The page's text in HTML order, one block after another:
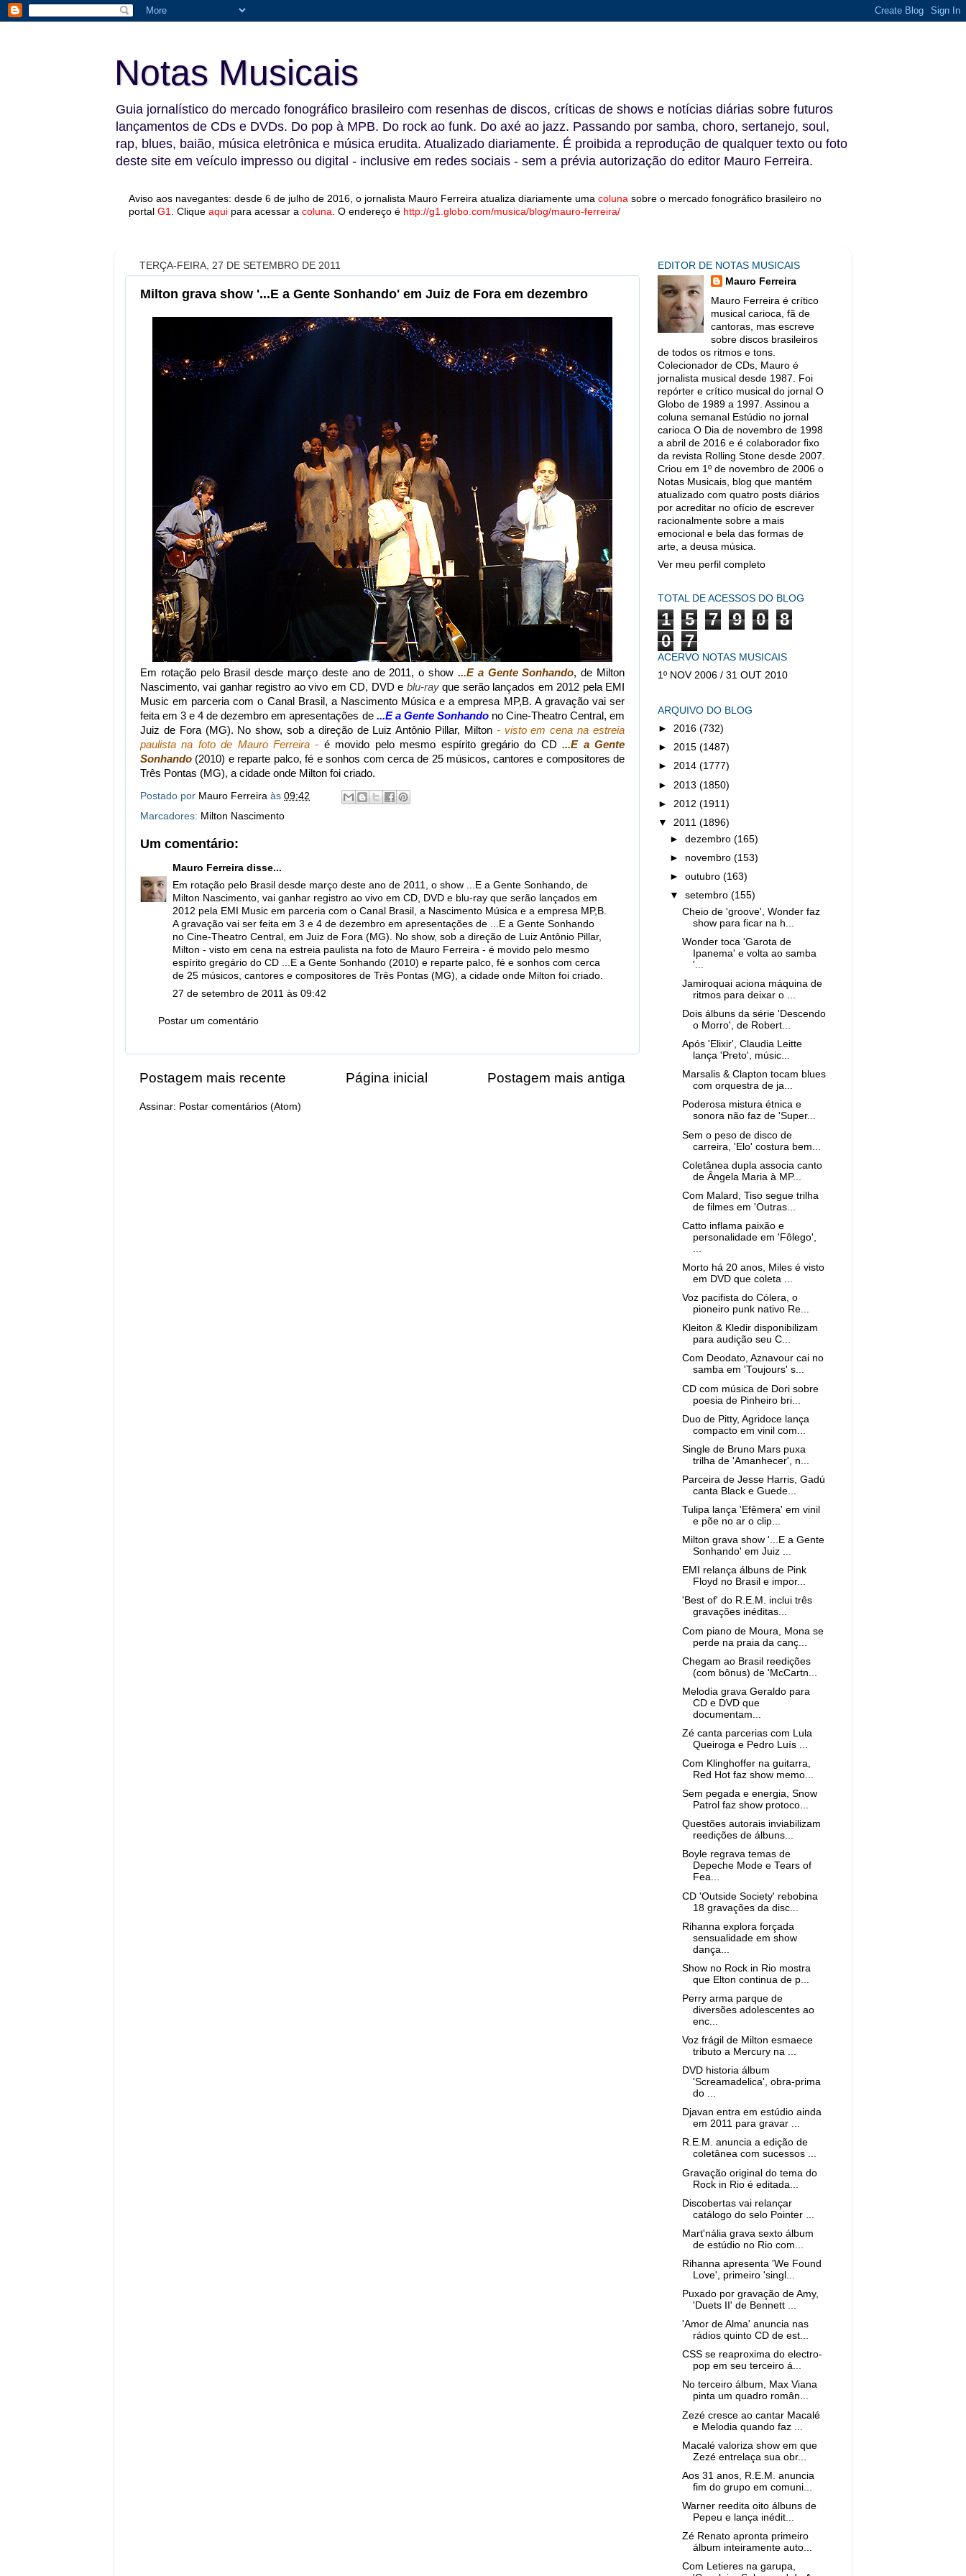
Notas Musicais
Guia jornalístico do mercado fonográfico brasileiro com resenhas de discos, críticas de shows e notícias diárias sobre futuros
lançamentos de CDs e DVDs. Do pop à MPB. Do rock ao funk. Do axé ao jazz. Passando por samba, choro, sertanejo, soul,
rap, blues, baião, música eletrônica e música erudita. Atualizado diariamente. É proibida a reprodução de qualquer texto ou foto
deste site em veículo impresso ou digital - inclusive em redes sociais - sem a prévia autorização do editor Mauro Ferreira.
Aviso aos navegantes: desde 6 de julho de 2016, o jornalista Mauro Ferreira atualiza diariamente uma coluna sobre o mercado fonográfico brasileiro no
portal G1 Clique aqui para acessar a coluna O endereço é http://g1.globo.com/musica/blog/mauro-ferreira/
TERÇA-FEIRA, 27 DE SETEMBRO DE 2011
Milton grava show '...E a Gente Sonhando' em Juiz de Fora em dezembro
Em rotação pelo Brasil desde março deste ano de 2011, o show ...E a Gente Sonhando, de Milton
Nascimento, vai ganhar registro ao vivo em CD, DVD e blu-rayque serão lançados em 2012 pela EMI
Music em parceria com o Canal Brasil, a Nascimento Música e a empresa MP,B. A gravação vai ser
feita em 3 e 4 de dezembro em apresentações de ...E a Gente Sonhandono Cine-Theatro Central, em
Juiz de Fora (MG). No show, sob a direção de Luiz Antônio Pillar, Milton - visto em cena na estreia
paulista na foto de Mauro Ferreira - é movido pelo mesmo espírito gregário do CD...E a Gente
Sonhando (2010) e reparte palco, fé e sonhos com cerca de 25 músicos, cantores e compositores de
Três Pontas (MG), a cidade onde Milton foi criado.
Postado por Mauro Ferreira às 09:42
Marcadores: Milton Nascimento
Um comentário:
Mauro Ferreira disse...
Em rotação pelo Brasil desde março deste ano de 2011, o show ...E a Gente Sonhando, de
Milton Nascimento, vai ganhar registro ao vivo em CD, DVD e blu-ray que serão lançados em
2012 pela EMI Music em parceria com o Canal Brasil, a Nascimento Música e a empresa MP,B.
A gravação vai ser feita em 3 e 4 de dezembro em apresentações de ...E a Gente Sonhando
no Cine-Theatro Central, em Juiz de Fora (MG). No show, sob a direção de Luiz Antônio Pillar,
Milton - visto em cena na estreia paulista na foto de Mauro Ferreira - é movido pelo mesmo
espírito gregário do CD ...E a Gente Sonhando (2010) e reparte palco, fé e sonhos com cerca
de 25 músicos, cantores e compositores de Três Pontas (MG), a cidade onde Milton foi criado.
27 de setembro de 2011 às 09:42
Postar um comentário
Postagem mais recente Postagem mais antiga
Página inicial
Assinar: Postar comentários (Atom)
EDITOR DE NOTAS MUSICAIS
Mauro Ferreira
Mauro Ferreira é crítico
musical carioca, fã de
cantoras, mas escreve
sobre discos brasileiros
de todos os ritmos e tons.
Colecionador de CDs, Mauro é
jornalista musical desde 1987. Foi
repórter e crítico musical do jornal O
Globo de 1989 a 1997. Assinou a
coluna semanal Estúdio no jornal
carioca O Dia de novembro de 1998
a abril de 2016 e é colaborador fixo
da revista Rolling Stone desde 2007.
Criou em 1º de novembro de 2006 o
Notas Musicais, blog que mantém
atualizado com quatro posts diários
por acreditar no ofício de escrever
racionalmente sobre a mais
emocional e bela das formas de
arte, a deusa música.
Ver meu perfil completo
TOTAL DE ACESSOS DO BLOG
1 5 7 9 0
8
0
7
ACERVO NOTAS MUSICAIS
1º NOV 2006 / 31 OUT 2010
ARQUIVO DO BLOG
► 2016 (732)
► 2015 (1487)
► 2014 (1777)
► 2013 (1850)
► 2012 (1911)
▼ 2011 (1896)
►dezembro(165)
► novembro(153)
►outubro(163)
▼setembro(155)
Cheio de 'groove', Wonder faz
show para ficar na h...
Wonder toca 'Garota de
Ipanema' e volta ao samba
'...
Jamiroquai aciona máquina de
ritmos para deixar o ...
Dois álbuns da série 'Descendo
o Morro', de Robert...
Após 'Elixir', Claudia Leitte
lança 'Preto', músic...
Marsalis & Clapton tocam blues
com orquestra de ja...
Poderosa mistura étnica e
sonora não faz de 'Super...
Sem o peso de disco de
carreira, 'Elo' costura bem...
Coletânea dupla associa canto
de Ângela Maria à MP...
Com Malard, Tiso segue trilha
de filmes em 'Outras...
Catto inflama paixão e
personalidade em 'Fôlego',
Morto há 20 anos, Miles é visto
em DVD que coleta ...
Voz pacifista do Cólera, o
pioneiro punk nativo Re...
Kleiton & Kledir disponibilizam
para audição seu C...
Com Deodato, Aznavour cai no
samba em 'Toujours' s...
CD com música de Dori sobre
poesia de Pinheiro bri...
Duo de Pitty, Agridoce lança
compacto em vinil com...
Single de Bruno Mars puxa
trilha de 'Amanhecer', n...
Parceira de Jesse Harris, Gadú
canta Black e Guede...
Tulipa lança 'Efêmera' em vinil
e põe no ar o clip...
Milton grava show '...E a Gente
Sonhando' em Juiz ...
EMI relança álbuns de Pink
Floyd no Brasil e impor...
'Best of' do R.E.M. inclui três
gravações inéditas...
Com piano de Moura, Mona se
perde na praia da canç...
Chegam ao Brasil reedições
(com bônus) de 'McCartn...
Melodia grava Geraldo para
CD e DVD que
documentam...
Zé canta parcerias com Lula
Queiroga e Pedro Luís ...
Com Klinghoffer na guitarra,
Red Hot faz show memo...
Sem pegada e energia, Snow
Patrol faz show protoco...
Questões autorais inviabilizam
reedições de álbuns...
Boyle regrava temas de
Depeche Mode e Tears of
Fea...
CD 'Outside Society' rebobina
18 gravações da disc...
Rihanna explora forçada
sensualidade em show
dança...
Show no Rock in Rio mostra
que Elton continua de p...
Perry arma parque de
diversões adolescentes ao
enc...
Voz frágil de Milton esmaece
tributo a Mercury na ...
DVD historia álbum
'Screamadelica', obra-prima
do ...
Djavan entra em estúdio ainda
em 2011 para gravar ...
R.E.M. anuncia a edição de
coletânea com sucessos ...
Gravação original do tema do
Rock in Rio é editada...
Discobertas vai relançar
catálogo do selo Pointer ...
Mart'nália grava sexto álbum
de estúdio no Rio com...
Rihanna apresenta 'We Found
Love', primeiro 'singl...
Puxado por gravação de Amy,
'Duets II' de Bennett ...
'Amor de Alma' anuncia nas
rádios quinto CD de est...
CSS se reaproxima do electro-
pop em seu terceiro á...
No terceiro álbum, Max Viana
pinta um quadro român...
Zezé cresce ao cantar Macalé
e Melodia quando faz ...
Macalé valoriza show em que
Zezé entrelaça sua obr...
Aos 31 anos, R.E.M. anuncia
fim do grupo em comuni...
Warner reedita oito álbuns de
Pepeu e lança inédit...
Zé Renato apronta primeiro
álbum inteiramente auto...
Com Letieres na garupa,